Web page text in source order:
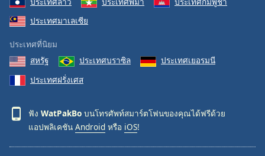
ประเทศมาเลเซีย
ประเทศที่นิยม
สหรัฐ
ประเทศบราซิล
ประเทศเยอรมนี
ประเทศฝรั่งเศส
ฟัง WatPakBo บนโทรศัพท์สมาร์ตโฟนของคุณได้ฟรีด้วย
แอปพลิเคชัน Android หรือ iOS!